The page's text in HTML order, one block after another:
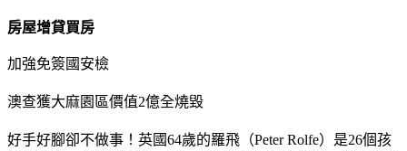
房屋增貸買房
加強免簽國安檢
澳查獲大麻園區價值2億全燒毀
好手好腳卻不做事！英國64歲的羅飛（Peter Rolfe）是26個孩